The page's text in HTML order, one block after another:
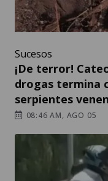
Sucesos
¡De terror!
drogas termina
serpientes
08:46 AM, AGO 05